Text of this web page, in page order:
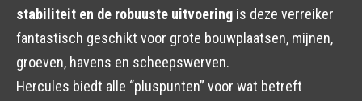
stabiliteit en de robuuste uitvoering is deze verreiker
fantastisch geschikt voor grote bouwplaatsen, mijnen,
groeven, havens en scheepswerven.
Hercules biedt alle “pluspunten” voor wat betreft